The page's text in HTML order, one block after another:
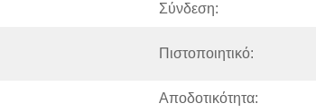
Σύνδεση:
Πιστοποιητικό:
Αποδοτικότητα: